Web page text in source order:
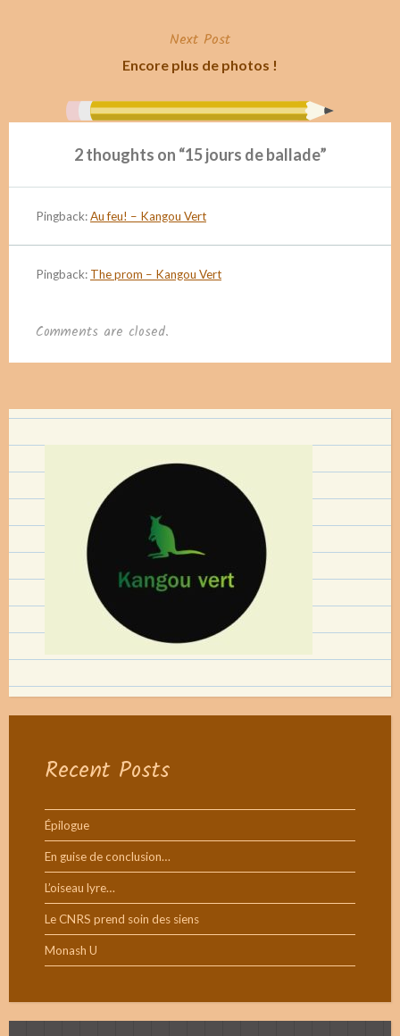
Next Post
Encore plus de photos !
2 thoughts on “15 jours de ballade”
Pingback:Au feu! – Kangou Vert
Pingback: The prom – Kangou Vert
Comments are closed.
Recent Posts
Épilogue
En guise de conclusion…
L’oiseau lyre…
Le CNRS prend soin des siens
Monash U